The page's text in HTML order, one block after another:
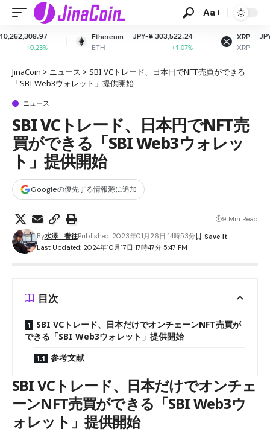
Aa
Ethereum
ETH
JPY-¥ 303,522.24
XRP
XRP
JPY-¥ 165.83
-1.94%
JinaCoin > ニュース > SBI VCトレード、日本円でNFT売買ができる
「SBI Web3ウォレット」提供開始
ニュース
SBI VCトレード、日本円でNFT売
買ができる「SBI Web3ウォレッ
ト」提供開始
Googleの優先する情報源に追加
Last Updated: 2024年10月17日 17時47分 5:47 PM
By水澤 誉往Published: 2023年01月26日 14時53分
9 Min Read
目次
SBI VCトレード、日本だけでオンチェーンNFT売買が
できる「SBI Web3ウォレット」提供開始
参考文献
SBI VCトレード、日本だけでオンチェ
ーンNFT売買ができる「SBI Web3ウ
ォレット」提供開始